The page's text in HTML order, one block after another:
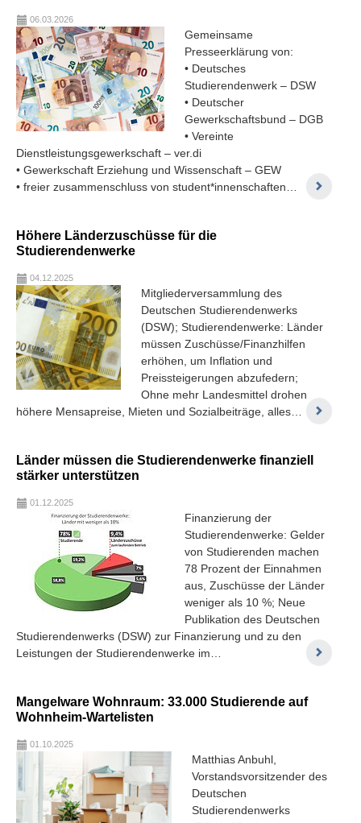
06.03.2026
Gemeinsame
Presseerklärung von:
• Deutsches
Studierendenwerk – DSW
• Deutscher
Gewerkschaftsbund – DGB
• Vereinte
Dienstleistungsgewerkschaft – ver.di
• Gewerkschaft Erziehung und Wissenschaft – GEW
• freier zusammenschluss von student*innenschaften…
Höhere Länderzuschüsse für die
Studierendenwerke
04.12.2025
Mitgliederversammlung des
Deutschen Studierendenwerks
(DSW); Studierendenwerke: Länder
müssen Zuschüsse/Finanzhilfen
erhöhen, um Inflation und
Preissteigerungen abzufedern;
Ohne mehr Landesmittel drohen
höhere Mensapreise, Mieten und Sozialbeiträge, alles…
Länder müssen die Studierendenwerke finanziell
stärker unterstützen
01.12.2025
Finanzierung der
Studierendenwerke: Gelder
von Studierenden machen
78 Prozent der Einnahmen
aus, Zuschüsse der Länder
weniger als 10 %; Neue
Publikation des Deutschen
Studierendenwerks (DSW) zur Finanzierung und zu den
Leistungen der Studierendenwerke im…
Mangelware Wohnraum: 33.000 Studierende auf
Wohnheim-Wartelisten
01.10.2025
Matthias Anbuhl,
Vorstandsvorsitzender des
Deutschen
Studierendenwerks